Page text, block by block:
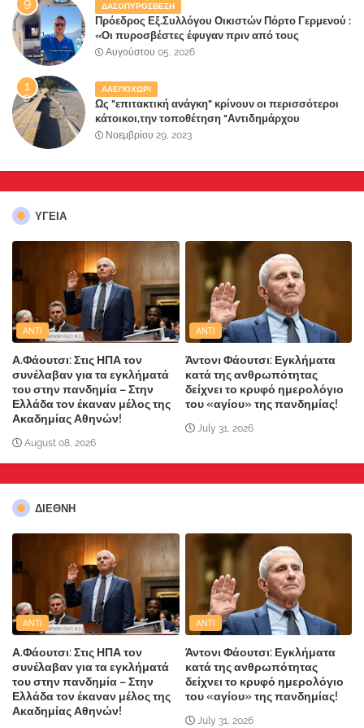
ΔΑΣΟΠΥΡΟΣΒΕΣΗ
Πρόεδρος Εξ.Συλλόγου Οικιστών Πόρτο Γερμενού :
«Οι πυροσβέστες έφυγαν πριν από τους
κατοίκους»
Αυγούστου 05, 2026
ΑΛΕΠΟΧΩΡΙ
Ως "επιτακτική ανάγκη" κρίνουν οι περισσότεροι
κάτοικοι,την τοποθέτηση "Αντιδημάρχου
Παραλιακής Ζώνης" στο Δήμο Μάνδρας-Ειδυλλίας!
Νοεμβρίου 29, 2023
ΥΓΕΙΑ
ANTI
Α.Φάουτσι: Στις ΗΠΑ τον
συνέλαβαν για τα εγκλήματά
του στην πανδημία – Στην
Ελλάδα τον έκαναν μέλος της
Ακαδημίας Αθηνών!
August 08, 2026
ANTI
Άντονι Φάουτσι: Εγκλήματα
κατά της ανθρωπότητας
δείχνει το κρυφό ημερολόγιο
του «αγίου» της πανδημίας!
July 31, 2026
ΔΙΕΘΝΗ
ANTI
Α.Φάουτσι: Στις ΗΠΑ τον
συνέλαβαν για τα εγκλήματά
του στην πανδημία – Στην
Ελλάδα τον έκαναν μέλος της
Ακαδημίας Αθηνών!
ANTI
Άντονι Φάουτσι: Εγκλήματα
κατά της ανθρωπότητας
δείχνει το κρυφό ημερολόγιο
του «αγίου» της πανδημίας!
July 31, 2026